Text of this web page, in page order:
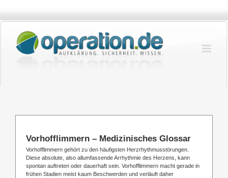
springen
Vorhofflimmern – Medizinisches Glossar
Vorhofflimmern gehört zu den häufigsten Herzrhythmusstörungen.
Diese absolute, also allumfassende Arrhythmie des Herzens, kann
spontan auftreten oder dauerhaft sein. Vorhofflimmern macht gerade in
frühen Stadien meist kaum Beschwerden und verläuft daher